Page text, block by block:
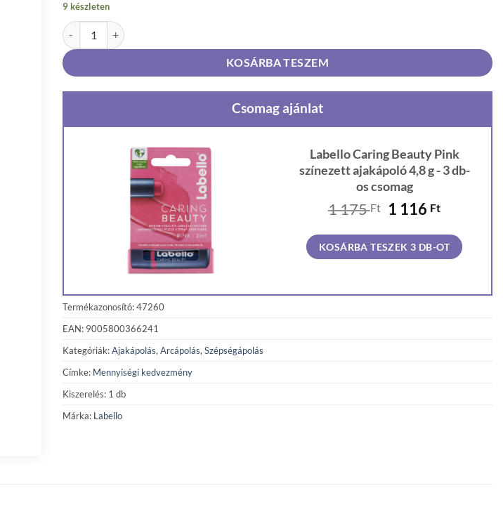
9 készleten
Labello Caring Beauty Pink színezett ajakápoló 4,8 g mennyiség
KOSÁRBA TESZEM
Csomag ajánlat
Labello Caring Beauty Pink
színezett ajakápoló 4,8 g - 3 db-
os csomag
1 175Ft
Original
was:
1
1 116 FtCurrent
is:
1
KOSÁRBA TESZEK 3 DB-OT
Termékazonosító: 47260
EAN: 9005800366241
Kategóriák:Ajakápolás, Arcápolás, Szépségápolás
Címke: Mennyiségi kedvezmény
Kiszerelés: 1 db
Márka: Labello